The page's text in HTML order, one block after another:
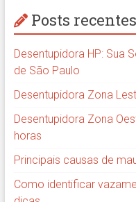
Posts recentes
Desentupidora HP: Sua
de São Paulo
Desentupidora Zona
Desentupidora Zona
horas
Principais causas de
Como identificar